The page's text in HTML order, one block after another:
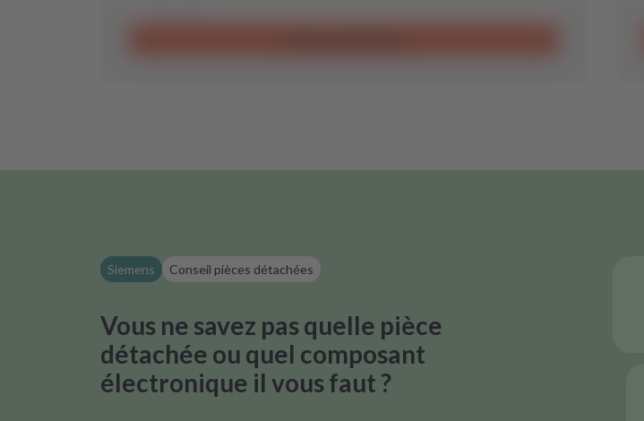
Siemens Conseil pièces détachées
Vous ne savez pas quelle pièce
détachée ou quel composant
électronique il vous faut ?